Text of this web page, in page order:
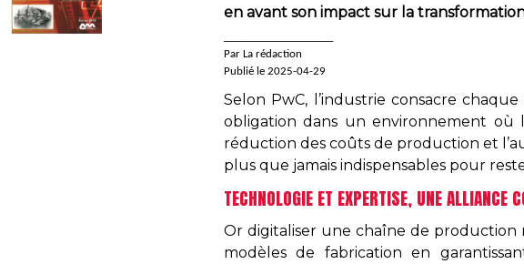
en avant son impact sur la
Par La rédaction
Publié le 2025-04-29
Selon PwC, l’industrie consacre
obligation dans un environnement où
réduction des coûts de production et
plus que jamais indispensables pour
TECHNOLOGIE ET EXPERTISE, UNE
Or digitaliser une chaîne de production
modèles de fabrication en